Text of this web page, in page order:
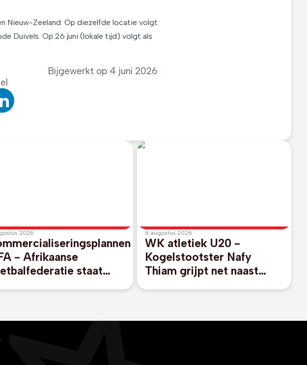
Nieuw-Zeeland. Op diezelfde locatie volgt
Duivels. Op 26 juni (lokale tijd) volgt als
Bijgewerkt op 4 juni 2026
2026
- Afrikaanse
staat
6 augustus 2026
WK atletiek U20 -
Kogelstootster Nafy
Thiam grijpt net naast